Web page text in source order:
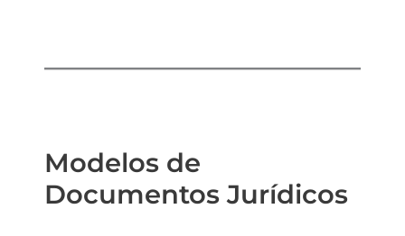
Modelos de
Documentos Jurídicos